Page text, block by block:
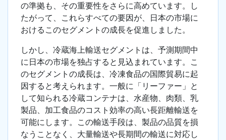
の準拠も、その重要性をさらに高めています。し
たがって、これらすべての要因が、日本の市場に
おけるこのセグメントの成長を促進しました。
しかし、冷蔵海上輸送セグメントは、予測期間中
に日本の市場を独占すると見込まれています。こ
のセグメントの成長は、冷凍食品の国際貿易に起
因すると考えられます。一般に「リーファー」と
して知られる冷蔵コンテナは、水産物、肉類、乳
製品、加工食品のコスト効率の高い長距離輸送を
可能にします。この輸送手段は、製品の品質を損
なうことなく、大量輸送や長期間の輸送に対応し